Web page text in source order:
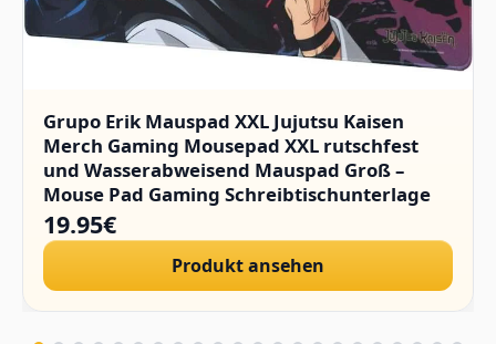
Grupo Erik Mauspad XXL Jujutsu Kaisen
Merch Gaming Mousepad XXL rutschfest
und Wasserabweisend Mauspad Groß –
Mouse Pad Gaming Schreibtischunterlage
PC Zubehör Gaming
19.95€
Produkt ansehen